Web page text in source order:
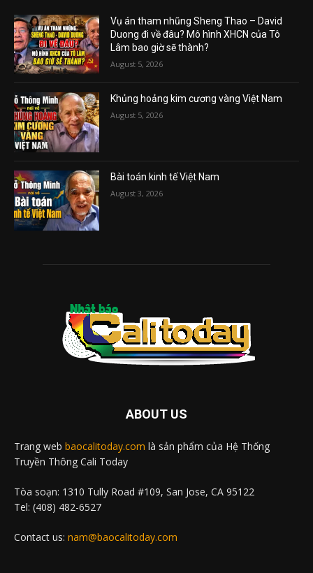
Vụ án tham nhũng Sheng Thao – David
Duong đi về đâu? Mô hình XHCN của Tô
Lâm bao giờ sẽ thành?
August 5, 2026
Khủng hoảng kim cương vàng Việt Nam
August 5, 2026
Bài toán kinh tế Việt Nam
August 3, 2026
ABOUT US
Trang web baocalitoday.com là sản phẩm của Hệ Thống
Truyền Thông Cali Today
Tòa soạn: 1310 Tully Road #109, San Jose, CA 95122
Tel: (408) 482-6527
Contact us: nam@baocalitoday.com